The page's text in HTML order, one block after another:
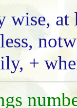
wise, at
+